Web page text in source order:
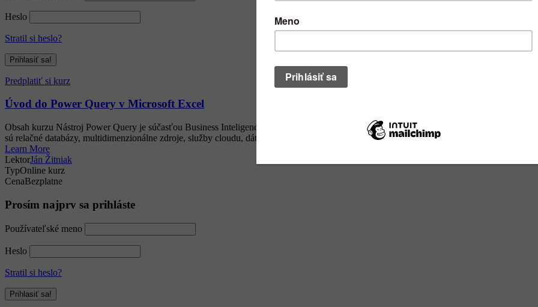
Heslo
Stratil si heslo?
Predplatiť si kurz
Úvod do Power Query v Microsoft Excel
Obsah kurzu Nástroj Power Query je súčasťou Business Inteligence (BI) pomocou ktorého dokážeme v Exceli efektívne naimportovať a
sú relačné databázy, multidimenzionálne zdroje, služby cloudu, dátové zdroje, excelovské a textové súbory a údaje z webu. Použitie Power...
Learn More
LektorJán Žitniak
TypOnline kurz
CenaBezplatne
Prosím najprv sa prihláste
Používateľské meno
Heslo
Stratil si heslo?